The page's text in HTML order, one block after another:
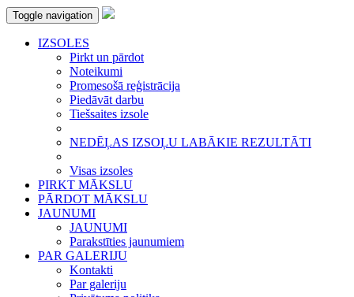
Toggle navigation
IZSOLES
Pirkt un pārdot
Noteikumi
Promesošā reģistrācija
Piedāvāt darbu
Tiešsaites izsole
NEDĒĻAS IZSOĻU LABĀKIE REZULTĀTI
Visas izsoles
PIRKT MĀKSLU
PĀRDOT MĀKSLU
JAUNUMI
JAUNUMI
Parakstīties jaunumiem
PAR GALERIJU
Kontakti
Par galeriju